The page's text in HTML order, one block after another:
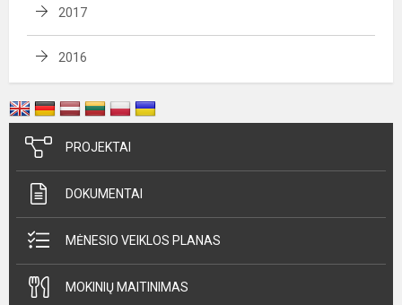
2017
2016
PROJEKTAI
DOKUMENTAI
MĖNESIO VEIKLOS PLANAS
MOKINIŲ MAITINIMAS